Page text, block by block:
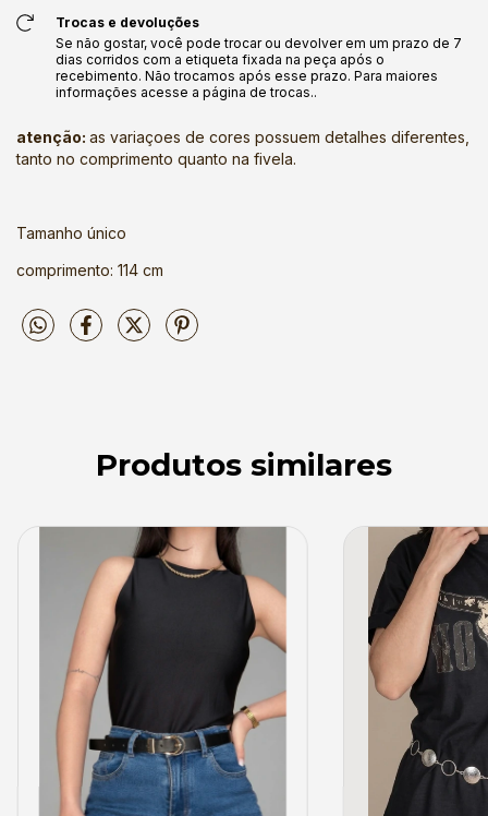
Trocas e devoluções
Se não gostar, você pode trocar ou devolver em um prazo de 7
dias corridos com a etiqueta fixada na peça após o
recebimento. Não trocamos após esse prazo. Para maiores
informações acesse a página de trocas..
atenção: as variaçoes de cores possuem detalhes diferentes,
tanto no comprimento quanto na fivela.
Tamanho único
comprimento: 114 cm
Produtos similares